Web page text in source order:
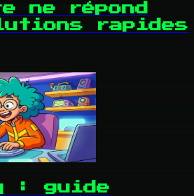
ne répond
rapides
: guide